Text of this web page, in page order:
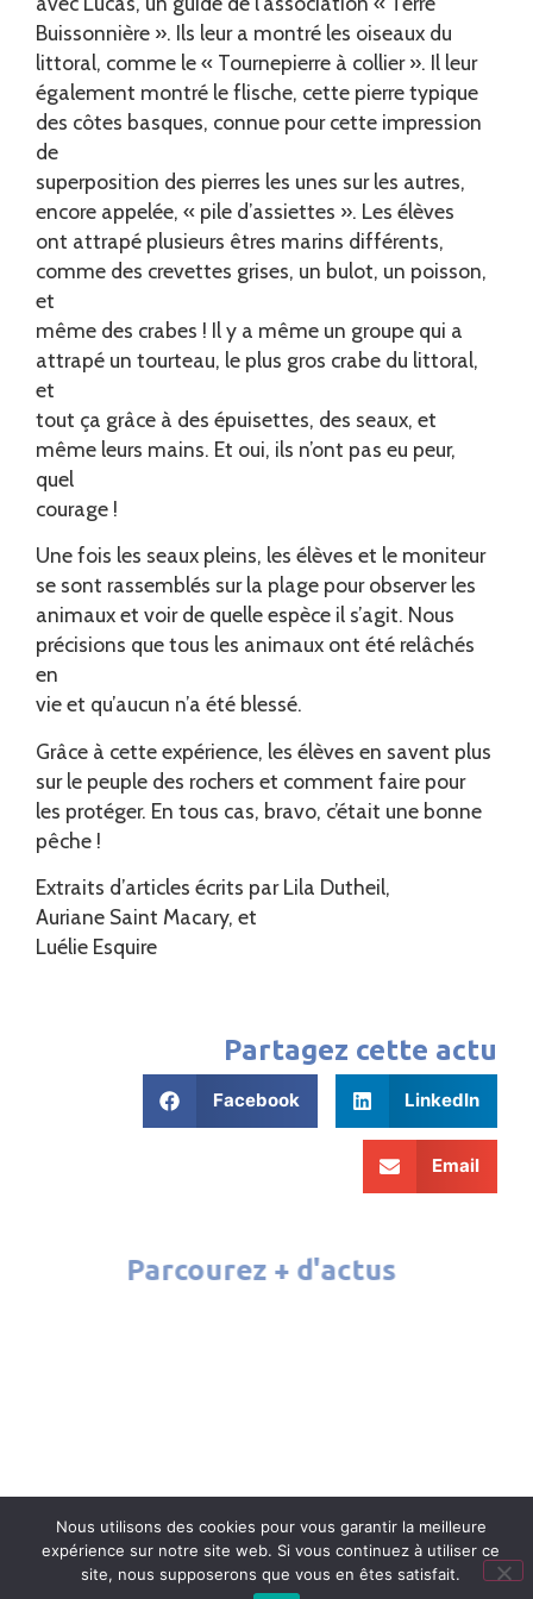
Parcourez + d'actus
Buissonnière ». Ils leur a montré les oiseaux du
littoral, comme le « Tournepierre à collier ». Il leur
également montré le flische, cette pierre typique
des côtes basques, connue pour cette impression
de
superposition des pierres les unes sur les autres,
encore appelée, « pile d’assiettes ». Les élèves
ont attrapé plusieurs êtres marins différents,
comme des crevettes grises, un bulot, un poisson,
et
même des crabes ! Il y a même un groupe qui a
attrapé un tourteau, le plus gros crabe du littoral,
et
tout ça grâce à des épuisettes, des seaux, et
même leurs mains. Et oui, ils n’ont pas eu peur,
quel
courage !
Une fois les seaux pleins, les élèves et le moniteur
se sont rassemblés sur la plage pour observer les
animaux et voir de quelle espèce il s’agit. Nous
précisions que tous les animaux ont été relâchés
en
vie et qu’aucun n’a été blessé.
Grâce à cette expérience, les élèves en savent plus
sur le peuple des rochers et comment faire pour
les protéger. En tous cas, bravo, c’était une bonne
pêche !
Extraits d’articles écrits par Lila Dutheil,
Auriane Saint Macary, et
Luélie Esquire
Partagez cette actu
Facebook LinkedIn
Email
Nous utilisons des cookies pour vous garantir la meilleure
expérience sur notre site web. Si vous continuez à utiliser ce
site, nous supposerons que vous en êtes satisfait.